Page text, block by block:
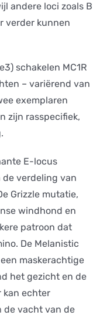
andere loci zoals B
verder kunnen
schakelen MC1R
– variërend van
exemplaren
zijn rasspecifiek,
E-locus
verdeling van
Grizzle mutatie,
windhond en
patroon dat
De Melanistic
maskerachtige
het gezicht en de
kan echter
de vacht van de